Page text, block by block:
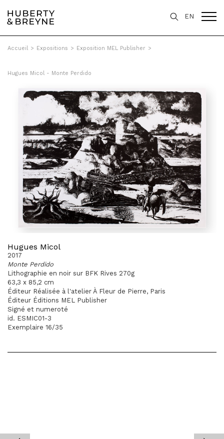
EN
Accueil > Expositions > Exposition MEL Publisher >
Hugues Micol - Monte Perdido
Hugues Micol
2017
Monte Perdido
Lithographie en noir sur BFK Rives 270g
63,3 x 85,2 cm
Éditeur Réalisée à l'atelier À Fleur de Pierre, Paris
Éditeur Éditions MEL Publisher
Signé et numeroté
id. ESMIC01-3
Exemplaire 16/35